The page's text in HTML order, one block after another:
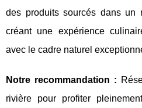
des produits sourcés dans un
créant une expérience
avec le cadre naturel
Notre recommandation :
rivière pour profiter